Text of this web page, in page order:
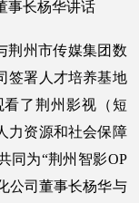
事长杨华讲话
荆州市传媒集团数
签署人才培养基地
了荆州影视（短
力资源和社会保障
同为“荆州智影OP
公司董事长杨华与